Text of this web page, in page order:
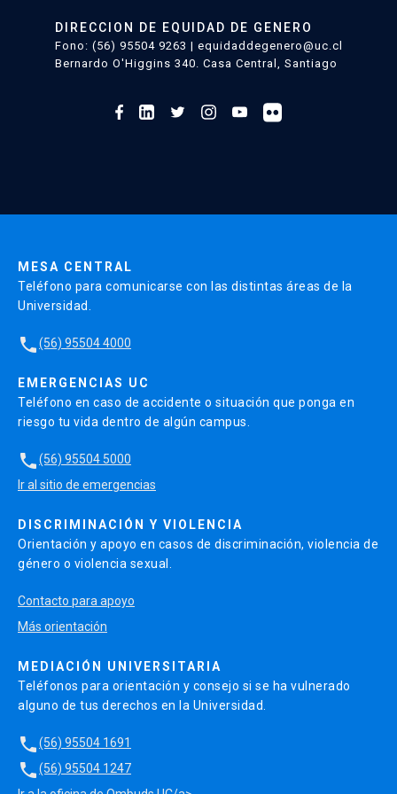
DIRECCION DE EQUIDAD DE GENERO
Fono: (56) 95504 9263 | equidaddegenero@uc.cl
Bernardo O'Higgins 340. Casa Central, Santiago
MESA CENTRAL
Teléfono para comunicarse con las distintas áreas de la
Universidad.
local_phone(56) 95504 4000
EMERGENCIAS UC
Teléfono en caso de accidente o situación que ponga en
riesgo tu vida dentro de algún campus.
local_phone(56) 95504 5000
Ir al sitio de emergencias
DISCRIMINACIÓN Y VIOLENCIA
Orientación y apoyo en casos de discriminación, violencia de
género o violencia sexual.
Contacto para apoyo
Más orientación
MEDIACIÓN UNIVERSITARIA
Teléfonos para orientación y consejo si se ha vulnerado
alguno de tus derechos en la Universidad.
local_phone(56) 95504 1691
local_phone(56) 95504 1247